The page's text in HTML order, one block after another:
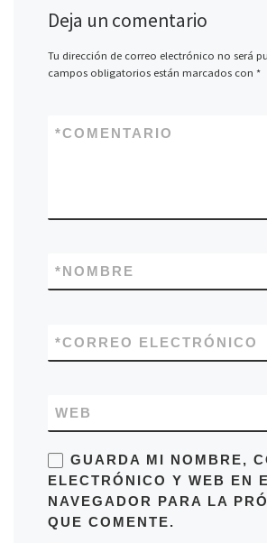
Deja un comentario
Tu dirección de correo electrónico no será
campos obligatorios están marcados con *
COMENTARIO
*
NOMBRE
*
CORREO ELECTRÓNICO
*
WEB
GUARDA MI NOMBRE,
ELECTRÓNICO Y WEB EN
NAVEGADOR PARA LA
QUE COMENTE.